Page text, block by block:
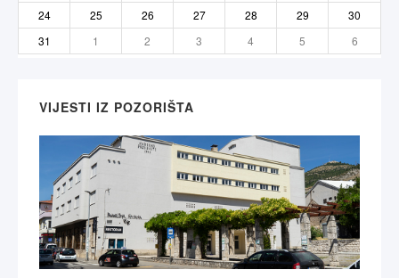
24
25 26 27 28 29
30
31
1 2 3 4 5 6
VIJESTI IZ POZORIŠTA